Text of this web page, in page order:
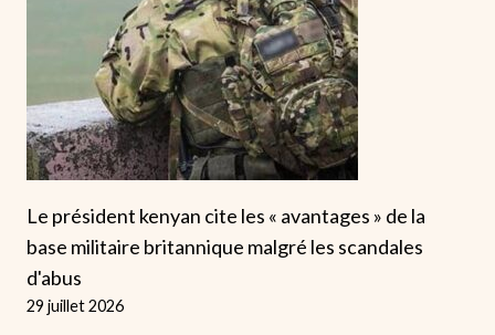
Le président kenyan cite les « avantages » de la
base militaire britannique malgré les scandales
d'abus
29 juillet 2026